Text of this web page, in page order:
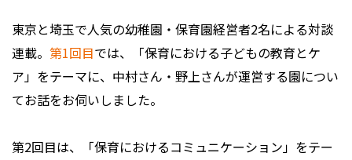
東京と埼玉で人気の幼稚園・保育園経営者2名による対談
連載。 第1回目では、「保育における子どもの教育とケ
ア」をテーマに、中村さん・野上さんが運営する園につい
てお話をお伺いしました。
第2回目は、「保育におけるコミュニケーション」をテー